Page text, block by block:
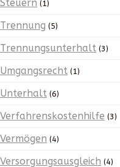
Steuern (1)
Trennung (5)
Trennungsunterhalt (3)
Umgangsrecht (1)
Unterhalt (6)
Verfahrenskostenhilfe (3)
Vermögen (4)
Versorgungsausgleich (4)